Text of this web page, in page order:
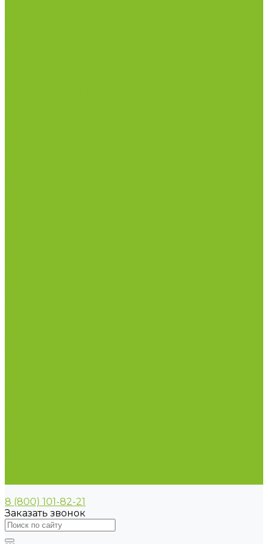
8 (800) 101-82-21
Заказать звонок